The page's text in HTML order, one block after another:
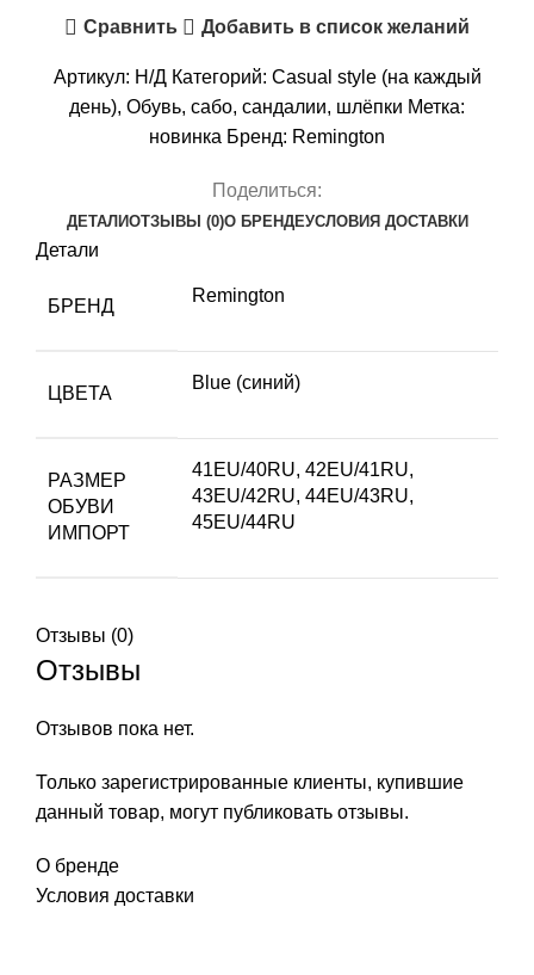
navy Сравнить Добавить в список желаний
Артикул: Н/Д Категорий: Casual style (на каждый
день), Обувь, сабо, сандалии, шлёпки Метка:
новинка Бренд: Remington
Поделиться:
ДЕТАЛИОТЗЫВЫ (0)О БРЕНДЕУСЛОВИЯ ДОСТАВКИ
Детали
БРЕНД
Remington
ЦВЕТА
Blue (синий)
РАЗМЕР
ОБУВИ
ИМПОРТ
41EU/40RU, 42EU/41RU,
43EU/42RU, 44EU/43RU,
45EU/44RU
Отзывы (0)
Отзывы
Отзывов пока нет.
Только зарегистрированные клиенты, купившие
данный товар, могут публиковать отзывы.
О бренде
Условия доставки